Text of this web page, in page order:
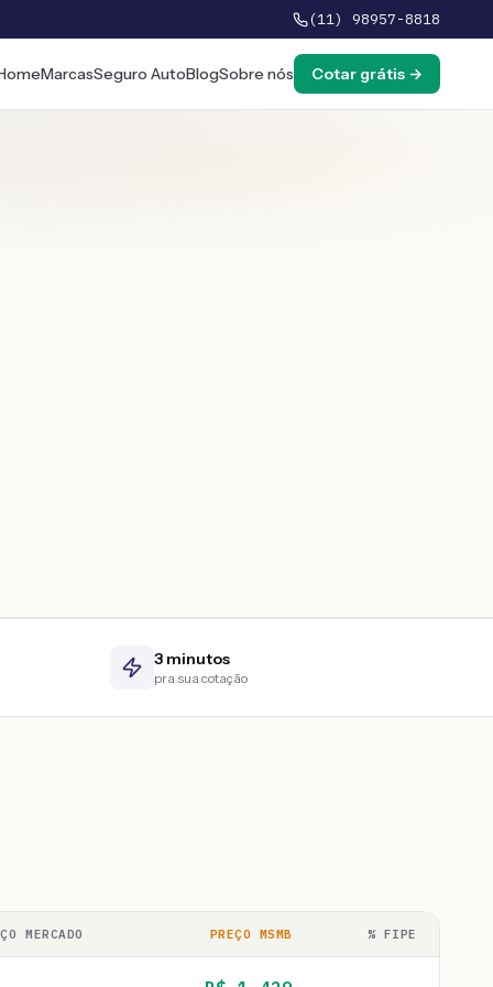
(11) 98957-8818
MarcasSeguro AutoBlogSobre nós Cotar grátis →
3 minutos
pra sua cotação
MERCADO PREÇO MSMB % FIPE